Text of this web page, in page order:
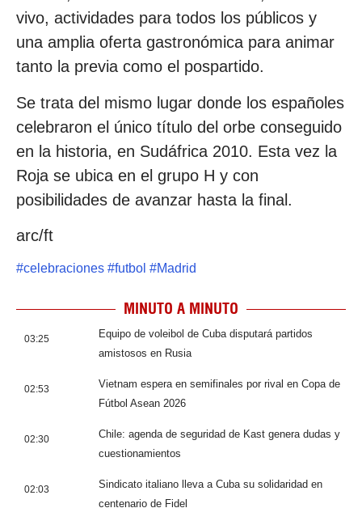
vivo, actividades para todos los públicos y
una amplia oferta gastronómica para animar
tanto la previa como el pospartido.
Se trata del mismo lugar donde los españoles
celebraron el único título del orbe conseguido
en la historia, en Sudáfrica 2010. Esta vez la
Roja se ubica en el grupo H y con
posibilidades de avanzar hasta la final.
arc/ft
#celebraciones #futbol #Madrid
MINUTO A MINUTO
03:25
Equipo de voleibol de Cuba disputará partidos
amistosos en Rusia
02:53
Vietnam espera en semifinales por rival en Copa de
Fútbol Asean 2026
02:30
Chile: agenda de seguridad de Kast genera dudas y
cuestionamientos
02:03
Sindicato italiano lleva a Cuba su solidaridad en
centenario de Fidel